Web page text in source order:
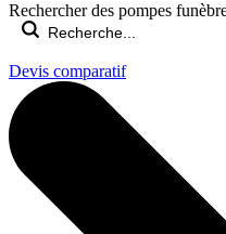
Rechercher des pompes
Devis comparatif